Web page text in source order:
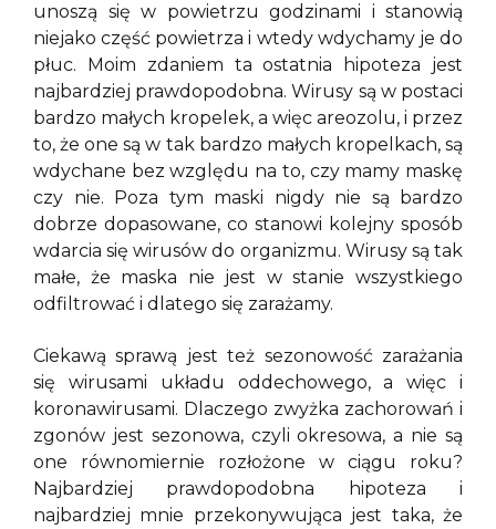
unoszą się w powietrzu godzinami i stanowią
niejako część powietrza i wtedy wdychamy je do
płuc. Moim zdaniem ta ostatnia hipoteza jest
najbardziej prawdopodobna. Wirusy są w postaci
bardzo małych kropelek, a więc areozolu, i przez
to, że one są w tak bardzo małych kropelkach, są
wdychane bez względu na to, czy mamy maskę
czy nie. Poza tym maski nigdy nie są bardzo
dobrze dopasowane, co stanowi kolejny sposób
wdarcia się wirusów do organizmu. Wirusy są tak
małe, że maska nie jest w stanie wszystkiego
odfiltrować i dlatego się zarażamy.
Ciekawą sprawą jest też sezonowość zarażania
się wirusami układu oddechowego, a więc i
koronawirusami. Dlaczego zwyżka zachorowań i
zgonów jest sezonowa, czyli okresowa, a nie są
one równomiernie rozłożone w ciągu roku?
Najbardziej prawdopodobna hipoteza i
najbardziej mnie przekonywująca jest taka, że